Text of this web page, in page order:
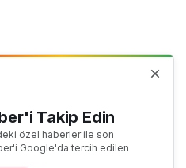
Takip Edin
özel haberler ile son
Google'da tercih edilen